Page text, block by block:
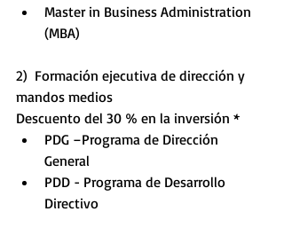
Master in Business Administration
(MBA)
2)  Formación ejecutiva de dirección y
mandos medios
Descuento del 30 % en la inversión *
PDG –Programa de Dirección
General
PDD - Programa de Desarrollo
Directivo